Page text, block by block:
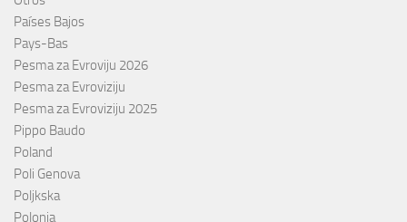
Países Bajos
Pays-Bas
Pesma za Evroviju 2026
Pesma za Evroviziju
Pesma za Evroviziju 2025
Pippo Baudo
Poland
Poli Genova
Poljkska
Polonia